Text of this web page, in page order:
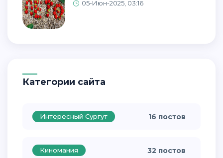
05-Июн-2025, 03:16
Категории сайта
Интересный Сургут 16 постов
Киномания 32 постов